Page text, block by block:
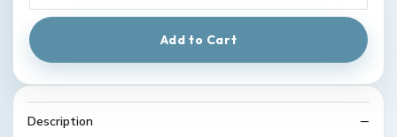
Add to Cart
Description